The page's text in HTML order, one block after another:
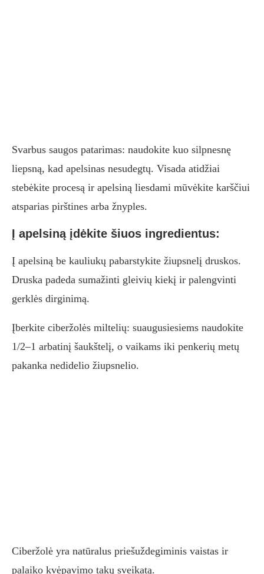
Svarbus saugos patarimas: naudokite kuo silpnesnę
liepsną, kad apelsinas nesudegtų. Visada atidžiai
stebėkite procesą ir apelsiną liesdami mūvėkite karščiui
atsparias pirštines arba žnyples.
Į apelsiną įdėkite šiuos ingredientus:
Į apelsiną be kauliukų pabarstykite žiupsnelį druskos.
Druska padeda sumažinti gleivių kiekį ir palengvinti
gerklės dirginimą.
Įberkite ciberžolės miltelių: suaugusiesiems naudokite
1/2–1 arbatinį šaukštelį, o vaikams iki penkerių metų
pakanka nedidelio žiupsnelio.
Ciberžolė yra natūralus priešuždegiminis vaistas ir
palaiko kvėpavimo takų sveikatą.